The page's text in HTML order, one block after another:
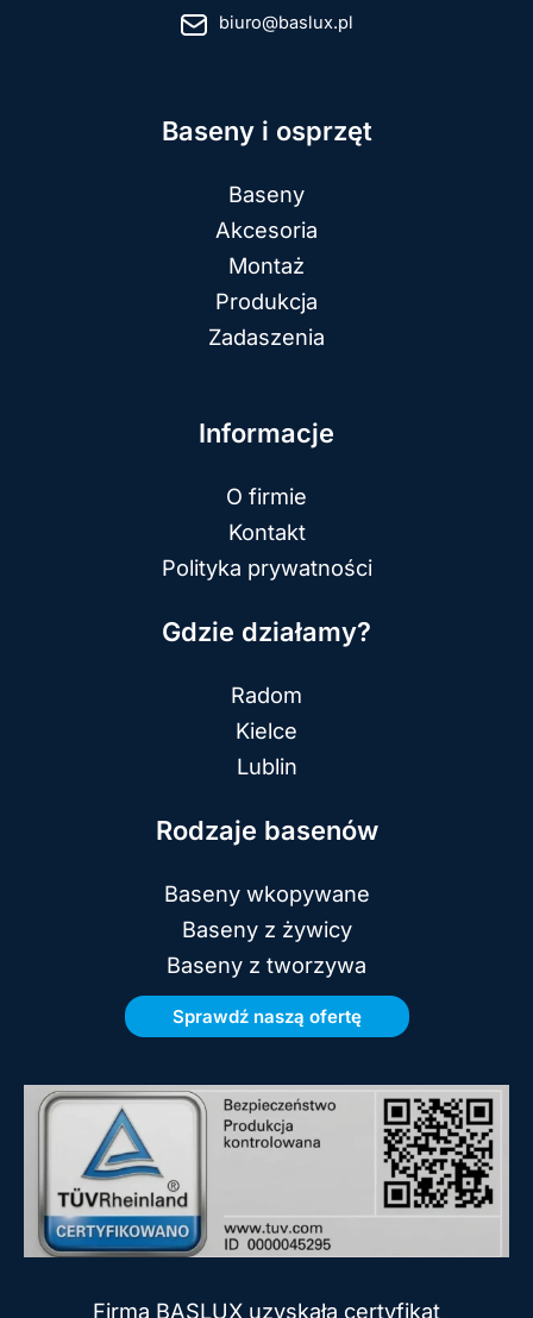
biuro@baslux.pl
Baseny i osprzęt
Baseny
Akcesoria
Montaż
Produkcja
Zadaszenia
Informacje
O firmie
Kontakt
Polityka prywatności
Gdzie działamy?
Radom
Kielce
Lublin
Rodzaje basenów
Baseny wkopywane
Baseny z żywicy
Baseny z tworzywa
Firma BASLUX uzyskała certyfikat
Sprawdź naszą ofertę